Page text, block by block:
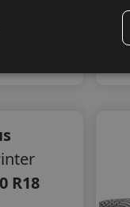
5/7 zile
R18